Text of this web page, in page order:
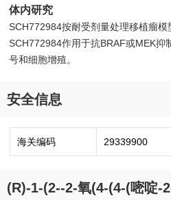
体内研究
SCH772984按耐受剂量处理移植瘤模
SCH772984作用于抗BRAF或MEK抑
号和细胞增殖。
安全信息
海关编码 29339900
(R)-1-(2--2-氧(4-(4-(嘧啶-